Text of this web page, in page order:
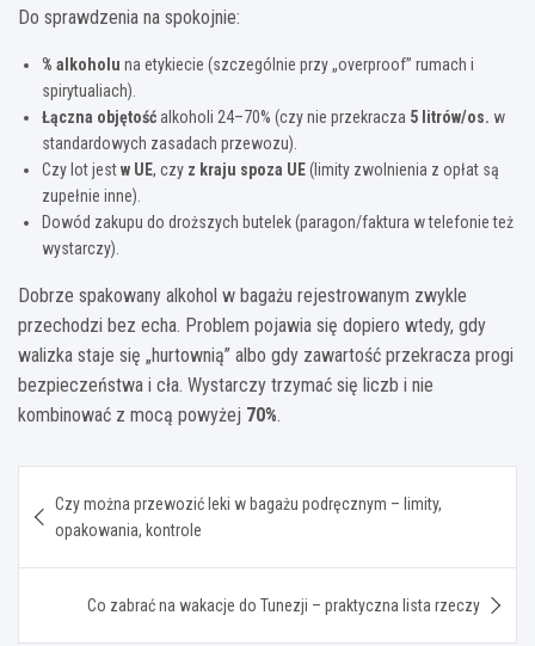
Do sprawdzenia na spokojnie:
% alkoholu na etykiecie (szczególnie przy „overproof” rumach i
spirytualiach).
Łączna objętośćalkoholi 24–70% (czy nie przekracza 5 litrów/os. w
standardowych zasadach przewozu).
Czy lot jestw UE, czy z kraju spoza UE(limity zwolnienia z opłat są
zupełnie inne).
Dowód zakupu do droższych butelek (paragon/faktura w telefonie też
wystarczy).
Dobrze spakowany alkohol w bagażu rejestrowanym zwykle
przechodzi bez echa. Problem pojawia się dopiero wtedy, gdy
walizka staje się „hurtownią” albo gdy zawartość przekracza progi
bezpieczeństwa i cła. Wystarczy trzymać się liczb i nie
kombinować z mocą powyżej 70%.
wpisu
Czy można przewozić leki w bagażu podręcznym – limity,
opakowania, kontrole
Co zabrać na wakacje do Tunezji – praktyczna lista rzeczy